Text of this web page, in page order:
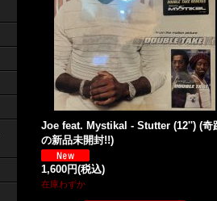
Joe feat. Mystikal - Stutter (12'') (奇
の新品未開封!!)
1,600円(税込)
在庫わずか